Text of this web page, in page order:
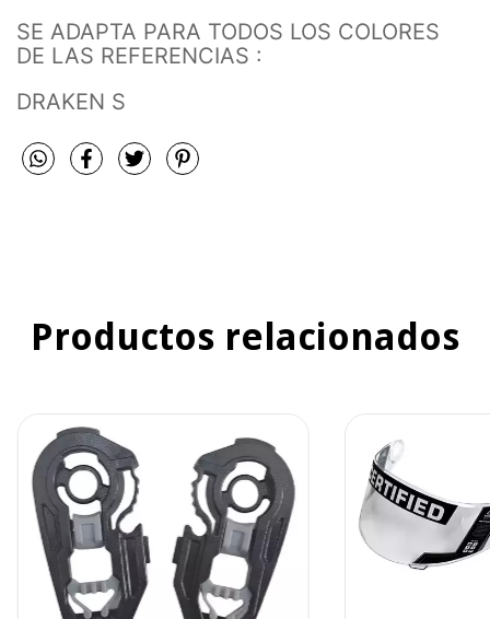
SE ADAPTA PARA TODOS LOS COLORES
DE LAS REFERENCIAS :
DRAKEN S
Productos relacionados